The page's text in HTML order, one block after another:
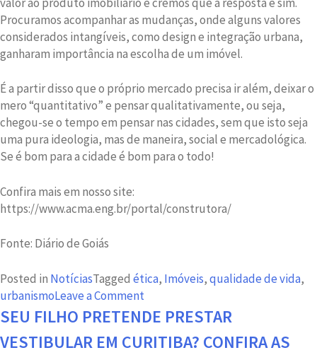
Procuramos acompanhar as mudanças, onde alguns valores
considerados intangíveis, como design e integração urbana,
ganharam importância na escolha de um imóvel.
É a partir disso que o próprio mercado precisa ir além, deixar o
mero “quantitativo” e pensar qualitativamente, ou seja,
chegou-se o tempo em pensar nas cidades, sem que isto seja
uma pura ideologia, mas de maneira, social e mercadológica.
Se é bom para a cidade é bom para o todo!
Confira mais em nosso site:
https://www.acma.eng.br/portal/construtora/
Fonte: Diário de Goiás
Posted in NotíciasTagged ética, Imóveis,qualidade de vida,
urbanismoLeave a Comment
Você
ouviu
SEU FILHO PRETENDE PRESTAR
VESTIBULAR EM CURITIBA? CONFIRA AS